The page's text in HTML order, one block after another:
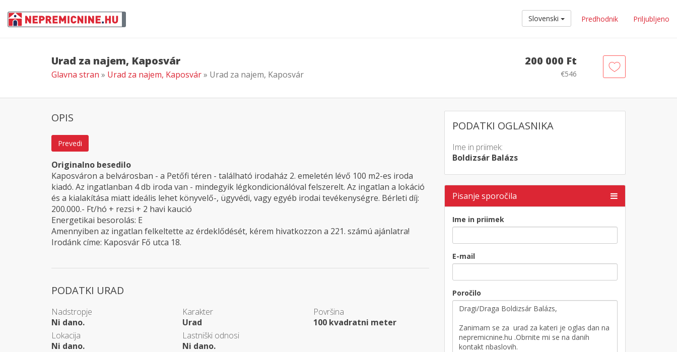
Slovenski Predhodnik Priljubljeno
Urad za najem, Kaposvár
Glavna stran » Urad za najem, Kaposvár» Urad za najem, Kaposvár
200 000 Ft
€546
PODATKI OGLASNIKA
Ime in priimek:
Boldizsár Balázs
Pisanje sporočila
Ime in priimek
E-mail
Poročilo
OPIS
Prevedi
Originalno besedilo
Kaposváron a belvárosban - a Petőfi téren - található irodaház 2. emeletén lévő 100 m2-es iroda
kiadó. Az ingatlanban 4 db iroda van - mindegyik légkondicionálóval felszerelt. Az ingatlan a lokáció
és a kialakítása miatt ideális lehet könyvelő-, ügyvédi, vagy egyéb irodai tevékenységre. Bérleti díj:
200.000.- Ft/hó + rezsi + 2 havi kaució
Energetikai besorolás: E
Amennyiben az ingatlan felkeltette az érdeklődését, kérem hivatkozzon a 221. számú ajánlatra!
Irodánk címe: Kaposvár Fő utca 18.
PODATKI URAD
Nadstropje
Ni dano.
Karakter
Urad
Površina
100 kvadratni meter
Lokacija
Ni dano.
Lastniški odnosi
Ni dano.